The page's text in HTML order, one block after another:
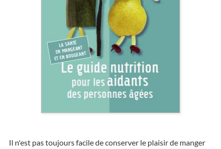
Il n'est pas toujours facile de conserver le plaisir de manger